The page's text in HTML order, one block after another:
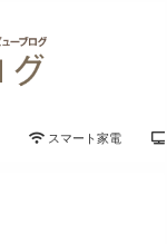
スマート家電